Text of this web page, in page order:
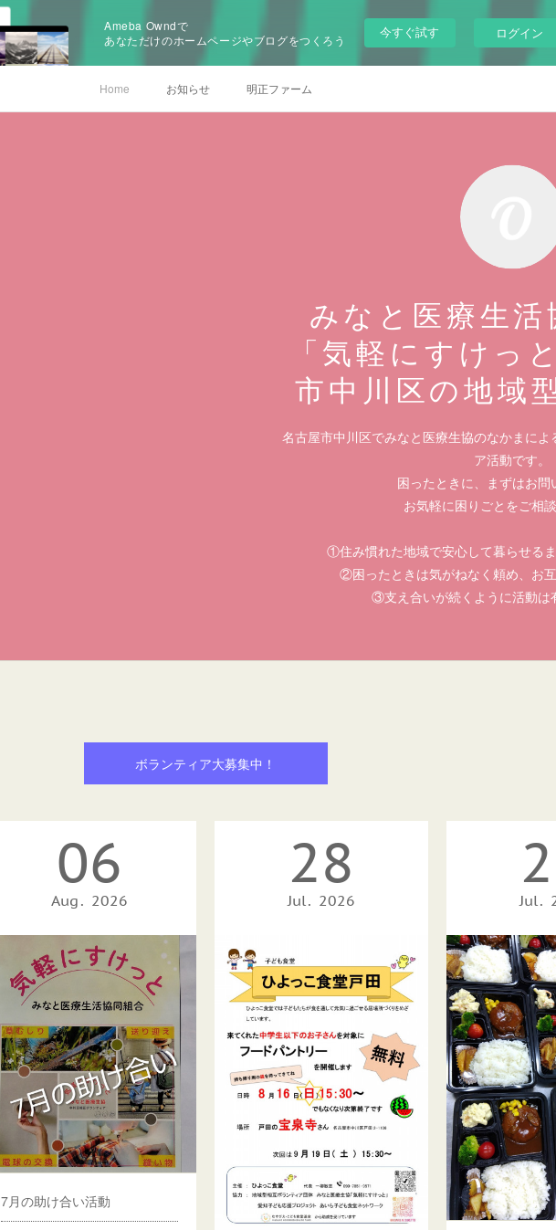
Ameba Owndで
あなただけのホームページやブログをつくろう
今すぐ試す ログイン
Home お知らせ 明正ファーム
みなと医療生
「気軽にすけっ
市中川区の地域
名古屋市中川区でみなと医療生協のなかまに
ア活動です。
困ったときに、まずはお問
お気軽に困りごとをご相
①住み慣れた地域で安心して暮らせるま
②困ったときは気がねなく頼め、お互
③支え合いが続くように活動は
ボランティア大募集中！
06
Aug 2026
7月の助け合い活動
28
Jul 2026 Jul